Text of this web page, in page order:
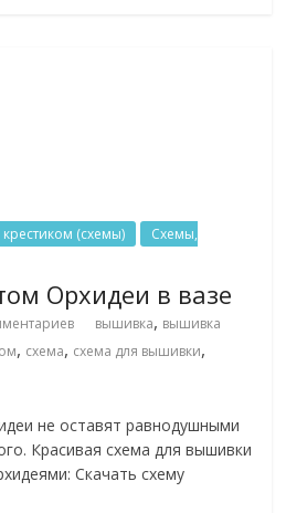
(схемы)
Схемы,
Орхидеи в вазе
вышивка, вышивка
, схема, схема для вышивки,
не оставят равнодушными
Красивая схема для вышивки
Скачать схему